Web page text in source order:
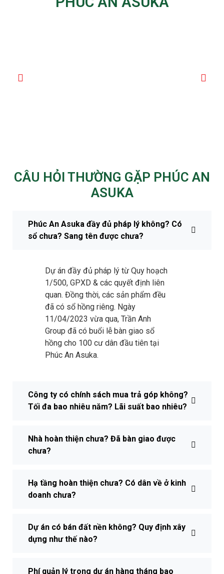
CÂU HỎI THƯỜNG GẶP PHÚC AN
ASUKA
Phúc An Asuka đầy đủ pháp lý không? Có
sổ chưa? Sang tên được chưa?
Dự án đầy đủ pháp lý từ Quy hoạch
1/500, GPXD & các quyết định liên
quan. Đồng thời, các sản phẩm đều
đã có sổ hồng riêng. Ngày
11/04/2023 vừa qua, Trần Anh
Group đã có buổi lễ bàn giao sổ
hồng cho 100 cư dân đầu tiên tại
Phúc An Asuka.
Công ty có chính sách mua trả góp không?
Tối đa bao nhiêu năm? Lãi suất bao nhiêu?
Nhà hoàn thiện chưa? Đã bàn giao được
chưa?
Hạ tầng hoàn thiện chưa? Có dân về ở kinh
doanh chưa?
Dự án có bán đất nền không? Quy định xây
dựng như thế nào?
Phí quản lý trong dự án hàng tháng bao